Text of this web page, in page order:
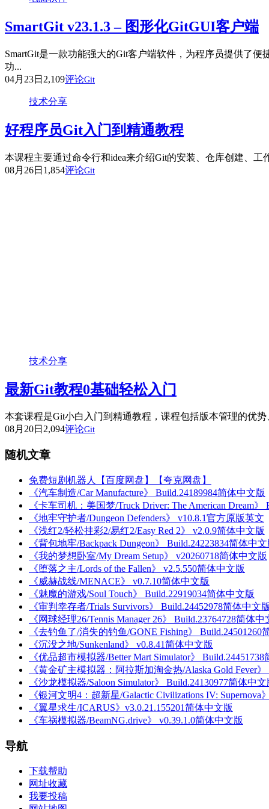
SmartGit v23.1.3 – 图形化GitGUI客户端
SmartGit是一款功能强大的Git客户端软件，为程序员提供了
功...
04月23日 2,109评论Git
技术分享
好程序员Git入门到精通教程
本课程主要通过命令行和idea来介绍Git的安装、仓库创建、
08月26日 1,854评论Git
技术分享
最新Git教程0基础轻松入门
本套课程是Git小白入门到精通教程，课程包括版本管理的优
08月20日 2,094评论Git
随机文章
免费短剧机器人【百度网盘】【夸克网盘】
《汽车制造/Car Manufacture》 Build.24189984简体中文版
《卡车司机：美国梦/Truck Driver: The American Dream
《地牢守护者/Dungeon Defenders》 v10.8.1官方原版英文
《浅红2/轻松挂彩2/易红2/Easy Red 2》 v2.0.9简体中文版
《背包地牢/Backpack Dungeon》 Build.24223834简体中
《我的梦想卧室/My Dream Setup》 v20260718简体中文版
《堕落之主/Lords of the Fallen》 v2.5.550简体中文版
《威赫战线/MENACE》 v0.7.10简体中文版
《魅魔的游戏/Soul Touch》 Build.22919034简体中文版
《审判幸存者/Trials Survivors》 Build.24452978简体中文
《网球经理26/Tennis Manager 26》 Build.23764728简体中
《去钓鱼了/消失的钓鱼/GONE Fishing》 Build.24501260
《沉没之地/Sunkenland》 v0.8.41简体中文版
《优品超市模拟器/Better Mart Simulator》
《黄金矿主模拟器：阿拉斯加淘金热/Alaska Gold Fever
《沙龙模拟器/Saloon Simulator》 Build.24130977简体中文
《银河文明4：超新星/Galactic Civilizations IV: Supernova
《翼星求生/ICARUS》v3.0.21.155201简体中文版
《车祸模拟器/BeamNG.drive》 v0.39.1.0简体中文版
导航
下载帮助
网址收藏
我要投稿